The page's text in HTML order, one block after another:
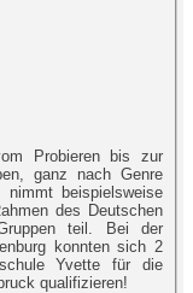
Probieren bis zur
ganz nach Genre
beispielsweise
des Deutschen
teil. Bei der
konnten sich 2
Yvette für die
qualifizieren!